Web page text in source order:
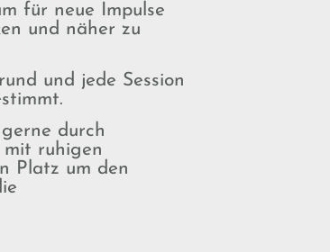
für neue Impulse
und näher zu
und jede Session
durch
mit ruhigen
Platz um den